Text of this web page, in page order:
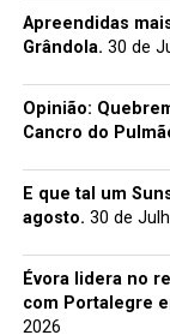
Apreendidas
Grândola. 30 de
Opinião:
Cancro do
E que tal um
agosto. 30 de
Évora lidera no
com Portalegre
2026